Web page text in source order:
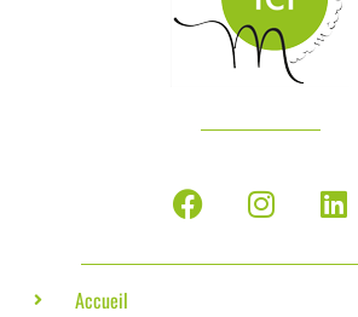
Accueil